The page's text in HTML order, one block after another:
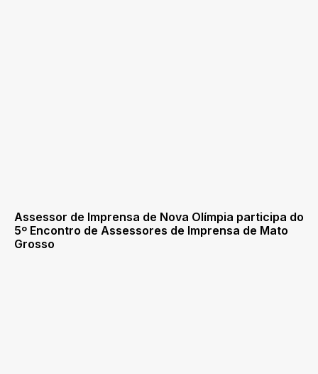
Assessor de Imprensa de Nova Olímpia participa do
5º Encontro de Assessores de Imprensa de Mato
Grosso